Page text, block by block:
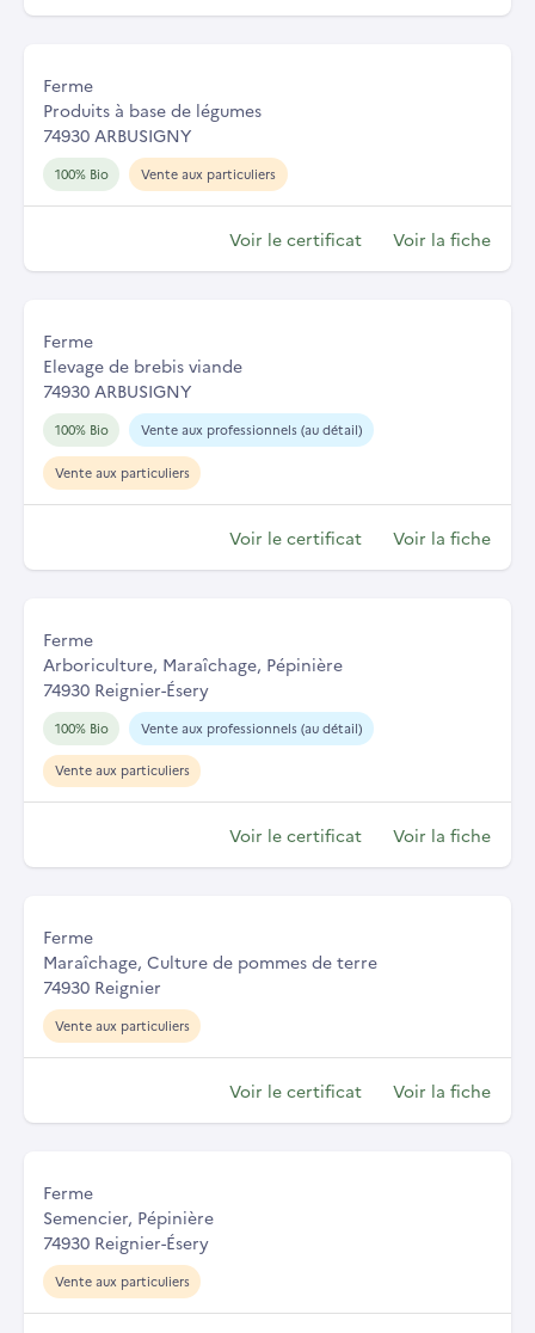
Ferme
Produits à base de légumes
74930 ARBUSIGNY
100% Bio Vente aux particuliers
Voir le certificat Voir la fiche
Ferme
Elevage de brebis viande
74930 ARBUSIGNY
100% Bio Vente aux professionnels (au détail)
Vente aux particuliers
Voir le certificat Voir la fiche
Ferme
Arboriculture, Maraîchage, Pépinière
74930 Reignier-Ésery
100% Bio Vente aux professionnels (au détail)
Vente aux particuliers
Voir le certificat Voir la fiche
Ferme
Maraîchage, Culture de pommes de terre
74930 Reignier
Vente aux particuliers
Voir le certificat Voir la fiche
Ferme
Semencier, Pépinière
74930 Reignier-Ésery
Vente aux particuliers